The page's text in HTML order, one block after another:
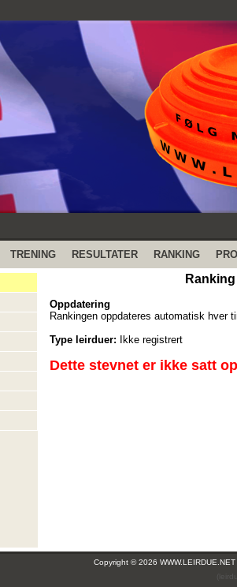
TRENING RESULTATER RANKING
Oppdatering
Rankingen oppdateres automatisk hver
Type leirduer: Ikke registrert
Dette stevnet er ikke satt
Copyright © 2026